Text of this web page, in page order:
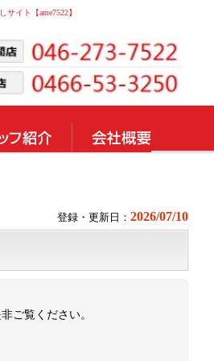
イト【ame7522】
登録・更新日： 2026/07/10
ご覧ください。